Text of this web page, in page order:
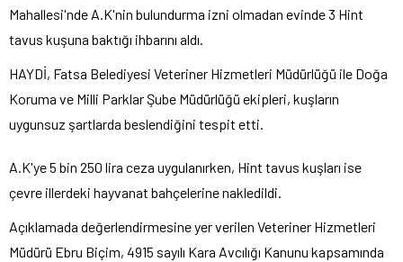
Mahallesi'nde A.K'nin bulundurma izni olmadan evinde 3 Hint
tavus kuşuna baktığı ihbarını aldı.
HAYDİ, Fatsa Belediyesi Veteriner Hizmetleri Müdürlüğü ile Doğa
Koruma ve Milli Parklar Şube Müdürlüğü ekipleri, kuşların
uygunsuz şartlarda beslendiğini tespit etti.
A.K'ye 5 bin 250 lira ceza uygulanırken, Hint tavus kuşları ise
çevre illerdeki hayvanat bahçelerine nakledildi.
Açıklamada değerlendirmesine yer verilen Veteriner Hizmetleri
Müdürü Ebru Biçim, 4915 sayılı Kara Avcılığı Kanunu kapsamında